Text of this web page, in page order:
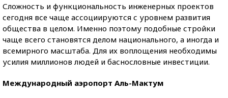
Сложность и функциональность инженерных проектов
сегодня все чаще ассоциируются с уровнем развития
общества в целом. Именно поэтому подобные стройки
чаще всего становятся делом национального, а иногда и
всемирного масштаба. Для их воплощения необходимы
усилия миллионов людей и баснословные инвестиции.
Международный аэропорт Аль-Мактум